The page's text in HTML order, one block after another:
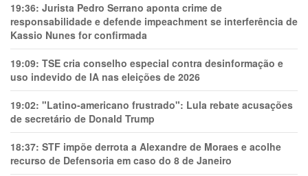
19:36: Jurista Pedro Serrano aponta crime de
responsabilidade e defende impeachment se interferência de
Kassio Nunes for confirmada
19:09: TSE cria conselho especial contra desinformação e
uso indevido de IA nas eleições de 2026
19:02: "Latino-americano frustrado": Lula rebate acusações
de secretário de Donald Trump
18:37: STF impõe derrota a Alexandre de Moraes e acolhe
recurso de Defensoria em caso do 8 de Janeiro